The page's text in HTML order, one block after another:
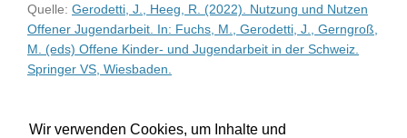
Wir verwenden Cookies, um Inhalte und
Quelle: Gerodetti, J., Heeg, R. (2022). Nutzung und Nutzen
Offener Jugendarbeit. In: Fuchs, M., Gerodetti, J., Gerngroß,
M. (eds) Offene Kinder- und Jugendarbeit in der Schweiz.
Springer VS, Wiesbaden.